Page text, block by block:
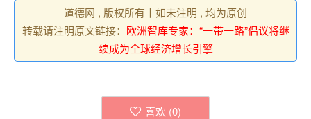
道德网 , 版权所有丨如未注明 , 均为原创
转载请注明原文链接： 欧洲智库专家：“一带一路”倡议将继
续成为全球经济增长引擎
喜欢 (0)